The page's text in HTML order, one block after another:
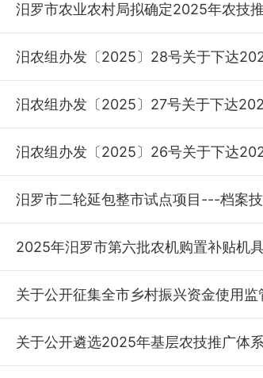
汨罗市二轮延包整市试点项目---档案
2025年汨罗市第六批农机购置补贴机
关于公开征集全市乡村振兴资金使用